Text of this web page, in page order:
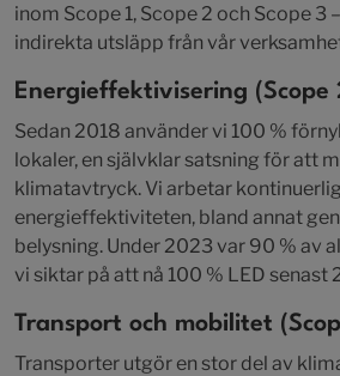
inom Scope 1, Scope 2 och Scope 3
indirekta utsläpp från vår
Energieffektivisering (Scope
Sedan 2018 använder vi 100 %
lokaler, en självklar satsning för att
klimatavtryck. Vi arbetar
energieffektiviteten, bland annat
belysning. Under 2023 var 90 % av
vi siktar på att nå 100 % LED senast
Transport och mobilitet
Transporter utgör en stor del av